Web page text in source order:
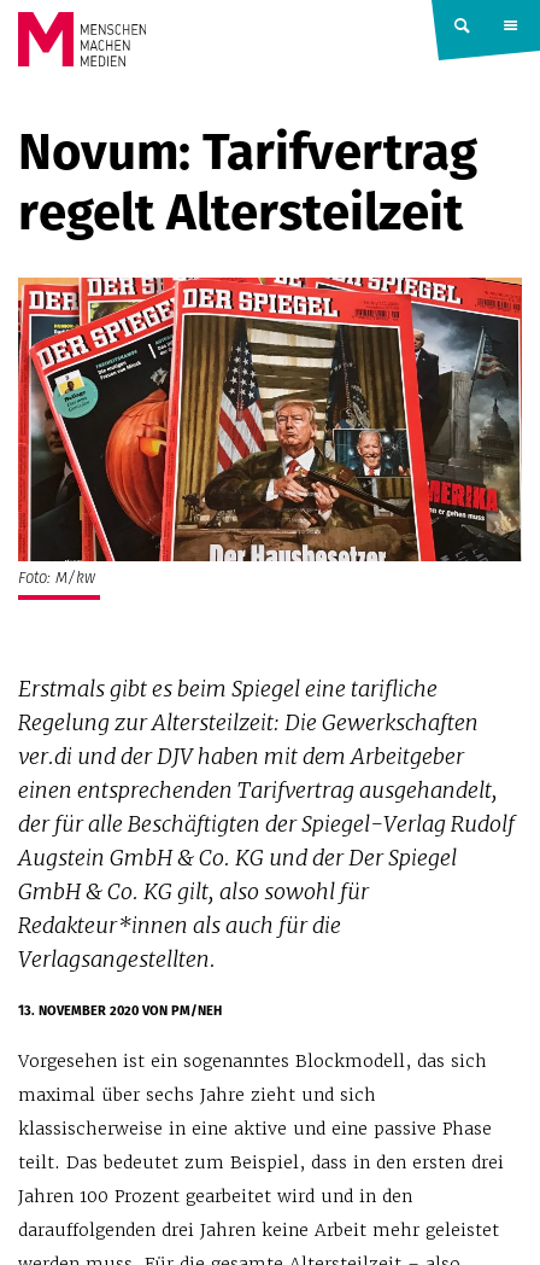
Springe zum Inhalt
MACHEN
MEDIEN
Novum: Tarifvertrag
regelt Altersteilzeit
Foto: M/kw
Erstmals gibt es beim Spiegeleine tarifliche
Regelung zur Altersteilzeit: Die Gewerkschaften
ver.di und der DJV haben mit dem Arbeitgeber
einen entsprechenden Tarifvertrag ausgehandelt,
der für alle Beschäftigten der Spiegel-Verlag Rudolf
Augstein GmbH & Co. KG und der Der Spiegel
GmbH & Co. KG gilt, also sowohl für
Redakteur*innen als auch für die
Verlagsangestellten.
13. NOVEMBER 2020VON PM/NEH
Vorgesehen ist ein sogenanntes Blockmodell, das sich
maximal über sechs Jahre zieht und sich
klassischerweise in eine aktive und eine passive Phase
teilt. Das bedeutet zum Beispiel, dass in den ersten drei
Jahren 100 Prozent gearbeitet wird und in den
darauffolgenden drei Jahren keine Arbeit mehr geleistet